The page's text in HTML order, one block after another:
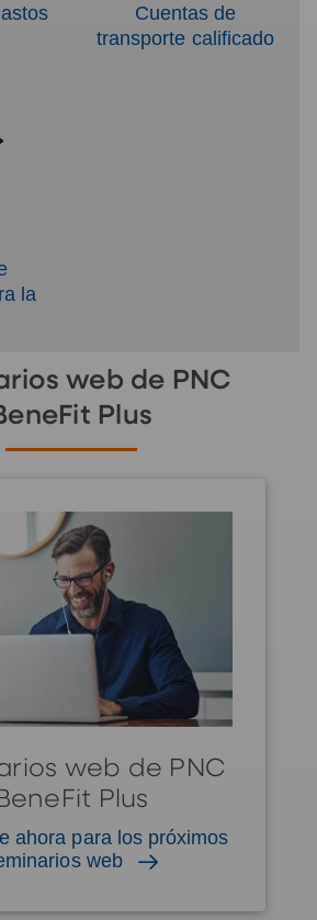
Cuentas de
transporte calificado
la
web de PNC
Plus
web de PNC
Plus
ahora para los próximos
web